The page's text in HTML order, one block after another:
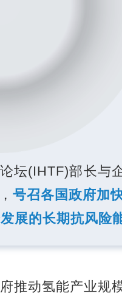
坛(IHTF)部长与
号召各国政府加
展的长期抗风险
推动氢能产业规